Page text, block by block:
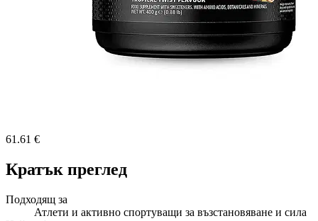
61.61 €
Кратък преглед
Подходящ за
Атлети и активно спортуващи за възстановяване и сила